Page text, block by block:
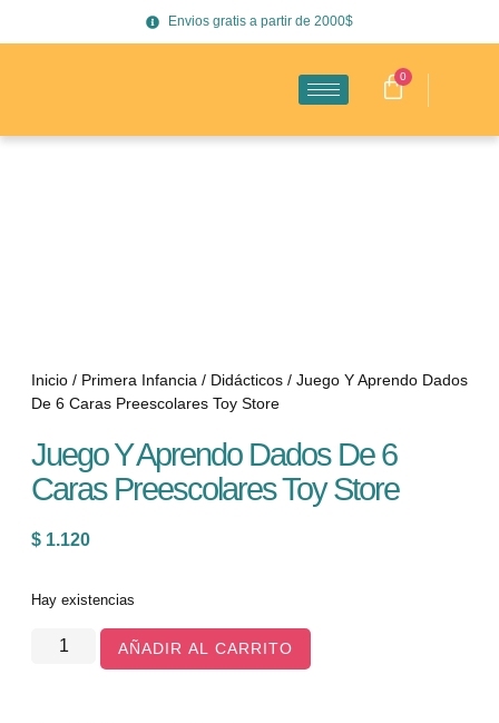
Envios gratis a partir de 2000$
0
Inicio / Primera Infancia / Didácticos / Juego Y Aprendo Dados
De 6 Caras Preescolares Toy Store
Juego Y Aprendo Dados De 6
Caras Preescolares Toy Store
$ 1.120
Hay existencias
AÑADIR AL CARRITO